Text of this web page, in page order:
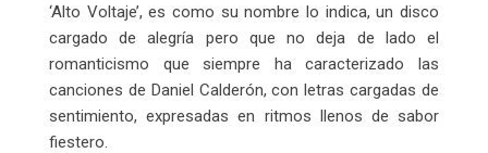
‘Alto Voltaje’, es como su nombre lo indica, un disco
cargado de alegría pero que no deja de lado el
romanticismo que siempre ha caracterizado las
canciones de Daniel Calderón, con letras cargadas de
sentimiento, expresadas en ritmos llenos de sabor
fiestero.